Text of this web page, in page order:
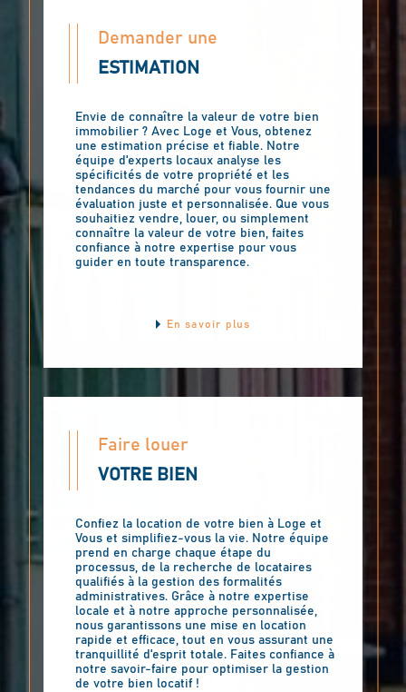
Demander une
ESTIMATION
Envie de connaître la valeur de votre bien
immobilier ? Avec Loge et Vous, obtenez
une estimation précise et fiable. Notre
équipe d'experts locaux analyse les
spécificités de votre propriété et les
tendances du marché pour vous fournir une
évaluation juste et personnalisée. Que vous
souhaitiez vendre, louer, ou simplement
connaître la valeur de votre bien, faites
confiance à notre expertise pour vous
guider en toute transparence.
En savoir plus
Faire louer
VOTRE BIEN
Confiez la location de votre bien à Loge et
Vous et simplifiez-vous la vie. Notre équipe
prend en charge chaque étape du
processus, de la recherche de locataires
qualifiés à la gestion des formalités
administratives. Grâce à notre expertise
locale et à notre approche personnalisée,
nous garantissons une mise en location
rapide et efficace, tout en vous assurant une
tranquillité d'esprit totale. Faites confiance à
notre savoir-faire pour optimiser la gestion
de votre bien locatif !